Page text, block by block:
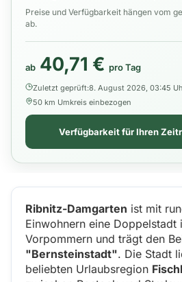
Preise und Verfügbarkeit hängen vom
ab.
ab 40,71 € pro Tag
Zuletzt geprüft:8. August 2026, 03:45
50 km Umkreis einbezogen
Verfügbarkeit für Ihren
Ribnitz-Damgarten ist mit
Einwohnern eine
Vorpommern und trägt den
"Bernsteinstadt". Die Stadt
beliebten Urlaubsregion